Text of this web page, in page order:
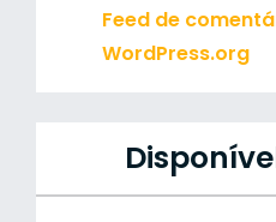
Feed de
WordPress.org